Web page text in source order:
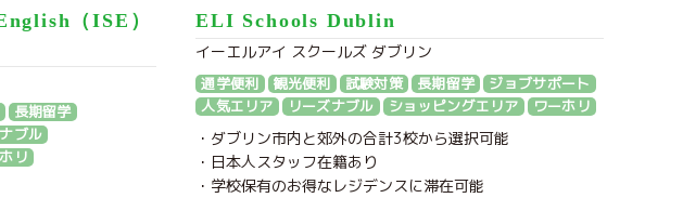
（ISE）
長期留学
ブル
リ
ELI Schools Dublin
イーエルアイ スクールズ ダブリン
通学便利 観光便利 試験対策 長期留学
ジョブサポート
人気エリア
リーズナブル ショッピングエリア ワーホリ
・ダブリン市内と郊外の合計3校から選択可能
・日本人スタッフ在籍あり
・学校保有のお得なレジデンスに滞在可能